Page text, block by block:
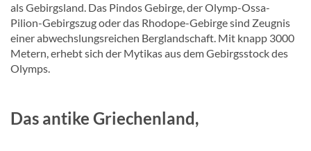
als Gebirgsland. Das Pindos Gebirge, der Olymp-Ossa-
Pilion-Gebirgszug oder das Rhodope-Gebirge sind Zeugnis
einer abwechslungsreichen Berglandschaft. Mit knapp 3000
Metern, erhebt sich der Mytikas aus dem Gebirgsstock des
Olymps.
Das antike Griechenland,